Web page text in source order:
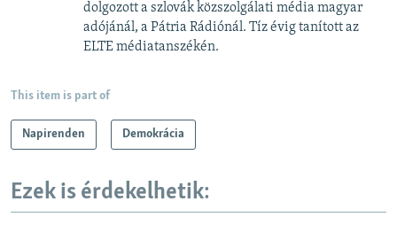
dolgozott a szlovák közszolgálati média magyar
adójánál, a Pátria Rádiónál. Tíz évig tanított az
ELTE médiatanszékén.
This item is part of
Napirenden Demokrácia
Ezek is érdekelhetik: